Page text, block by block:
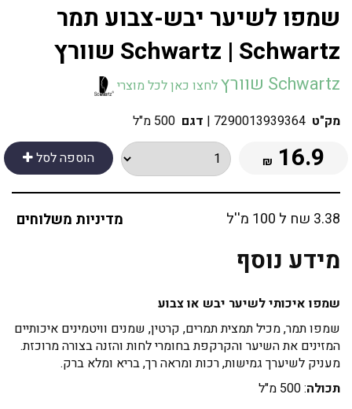
שמפו לשיער יבש-צבוע תמר
Schwartz | Schwartz שוורץ
Schwartz שוורץ
לחצו כאן לכל מוצרי
מק"ט 7290013939364
| דגם 500 מ"ל
הוספה לסל
16.9
₪
3.38 שח ל 100 מ''ל מדיניות משלוחים
מידע נוסף
שמפו איכותי לשיער יבש או צבוע
שמפו תמר, מכיל תמצית תמרים, קרטין, שמנים וויטמינים איכותיים
המזינים את השיער והקרקפת בחומרי לחות והזנה בצורה מרוכזת.
מעניק לשיערך גמישות, רכות ומראה רך, בריא ומלא ברק.
תכולה: 500 מ"ל